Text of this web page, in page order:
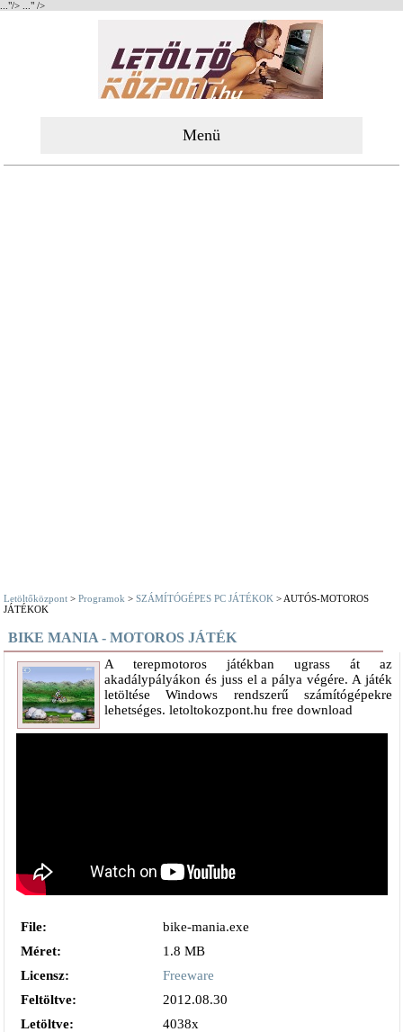
..."/> ..." />
Menü
Letöltőközpont >Programok >SZÁMÍTÓGÉPES PC JÁTÉKOK > AUTÓS-MOTOROS
JÁTÉKOK
BIKE MANIA - MOTOROS JÁTÉK
A terepmotoros játékban ugrass át az
akadálypályákon és juss el a pálya végére. A játék
letöltése Windows rendszerű számítógépekre
lehetséges. letoltokozpont.hu free download
File:
bike-mania.exe
Méret:
1.8 MB
Licensz:
Freeware
Feltöltve:
2012.08.30
Letöltve:
4038x